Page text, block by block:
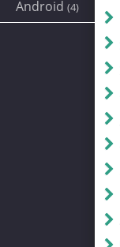
python(2)
SEO(1)
Android (4)